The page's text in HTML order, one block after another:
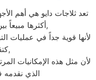
تعد ثلاجات دايو هي أهم
أكثرها مبيعاً بين بقية المنتجات الأخرى,
لأنها قوية جداً في عمليات
كتقنية الانفلتر,
لأن مثل هذه الإمكانيات
الذي نقدمه